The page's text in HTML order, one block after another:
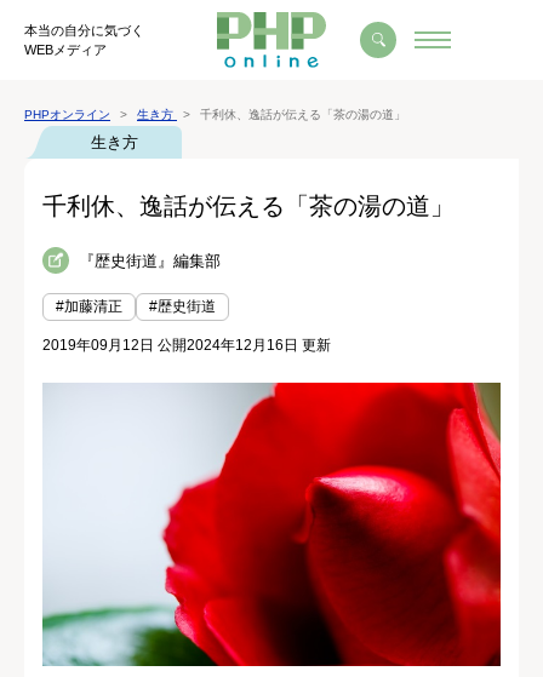
本当の自分に気づく
WEBメディア
PHPオンライン 生き方 千利休、逸話が伝える「茶の湯の道」
生き方
千利休、逸話が伝える「茶の湯の道」
『歴史街道』編集部
#加藤清正 #歴史街道
2019年09月12日 公開2024年12月16日 更新